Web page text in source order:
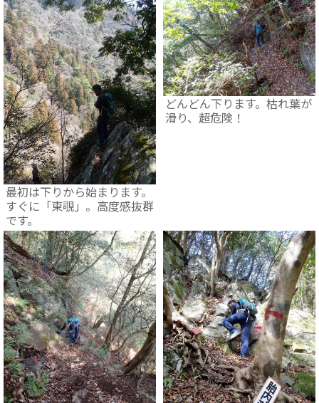
最初は下りから始まります。
すぐに「東覗」。高度感抜群
です。
どんどん下ります。枯れ葉が
滑り、超危険！